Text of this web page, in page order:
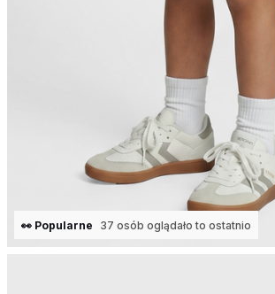
👀 Popularne 37 osób oglądało to ostatnio